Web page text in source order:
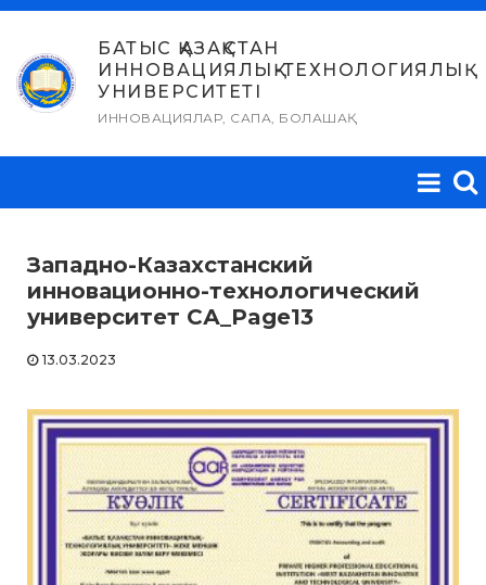
Skip
content
БАТЫС ҚАЗАҚСТАН
ИННОВАЦИЯЛЫҚ-ТЕХНОЛОГИЯЛЫҚ
УНИВЕРСИТЕТІ
ИННОВАЦИЯЛАР, САПА, БОЛАШАҚ
Западно-Казахстанский
инновационно-технологический
университет СА_Page13
13.03.2023